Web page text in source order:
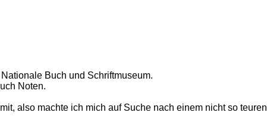
Buch und Schriftmuseum.
Noten.
also machte ich mich auf Suche nach einem nicht so teuren